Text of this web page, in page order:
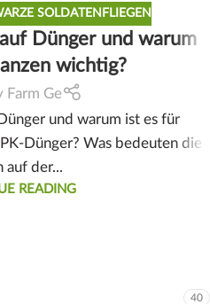
SOLDATENFLIEGEN
Dünger und warum
wichtig?
Farm Ge
und warum ist es für
Dünger? Was bedeuten die
auf der...
READING
40